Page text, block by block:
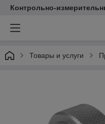
Контрольно-
Товары и услуги